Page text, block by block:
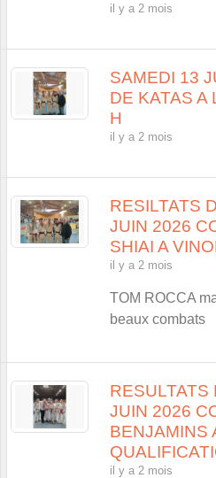
il y a 2 mois
SAMEDI 13
DE KATAS A
H
il y a 2 mois
RESILTATS
JUIN 2026
SHIAI A
il y a 2 mois
TOM ROCCA
beaux combats
RESULTATS
JUIN 2026
BENJAMINS
il y a 2 mois